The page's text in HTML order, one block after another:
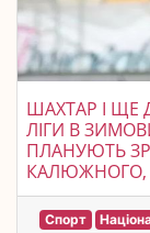
ШАХТАР І ЩЕ
ЛІГИ В
ПЛАНУЮТЬ
КАЛЮЖНОГО,
Спорт